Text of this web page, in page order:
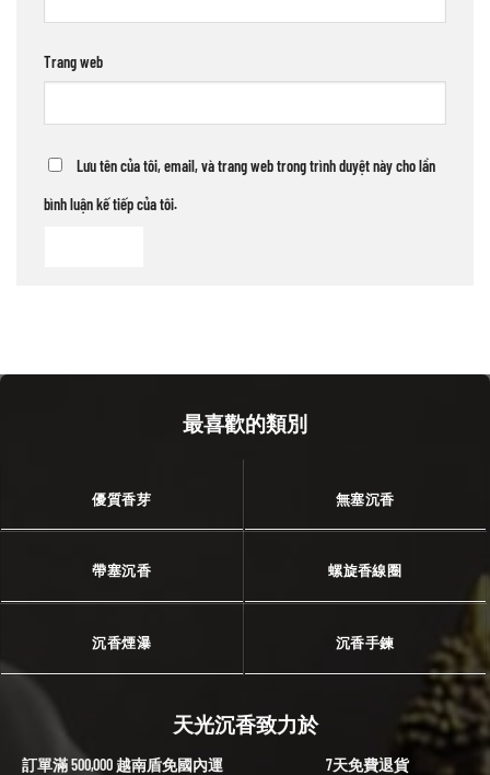
Trang web
Lưu tên của tôi, email, và trang web trong trình duyệt này cho lần
bình luận kế tiếp của tôi.
最喜歡的類別
優質香芽 無塞沉香
帶塞沉香 螺旋香線圈
沉香煙瀑 沉香手鍊
天光沉香致力於
訂單滿 500,000 越南盾免國內運
7天免費退貨